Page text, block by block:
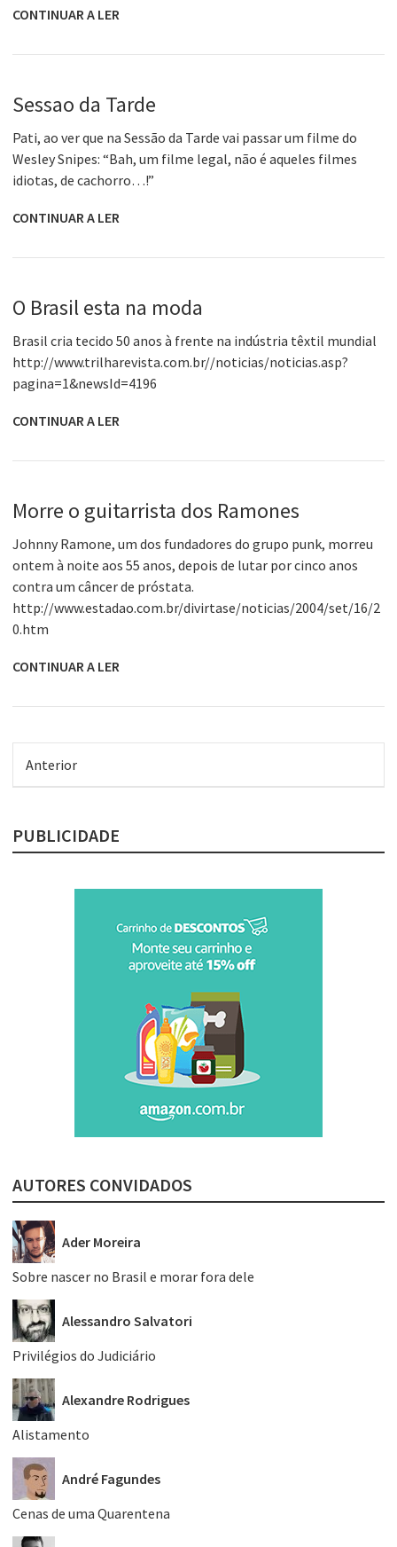
CONTINUAR A LER
Sessao da Tarde
Pati, ao ver que na Sessão da Tarde vai passar um filme do
Wesley Snipes: “Bah, um filme legal, não é aqueles filmes
idiotas, de cachorro…!”
CONTINUAR A LER
O Brasil esta na moda
Brasil cria tecido 50 anos à frente na indústria têxtil mundial
http://www.trilharevista.com.br//noticias/noticias.asp?
pagina=1&newsId=4196
CONTINUAR A LER
Morre o guitarrista dos Ramones
Johnny Ramone, um dos fundadores do grupo punk, morreu
ontem à noite aos 55 anos, depois de lutar por cinco anos
contra um câncer de próstata.
http://www.estadao.com.br/divirtase/noticias/2004/set/16/2
0.htm
CONTINUAR A LER
Anterior
PUBLICIDADE
AUTORES CONVIDADOS
Ader Moreira
Sobre nascer no Brasil e morar fora dele
Alessandro Salvatori
Privilégios do Judiciário
Alexandre Rodrigues
Alistamento
André Fagundes
Cenas de uma Quarentena